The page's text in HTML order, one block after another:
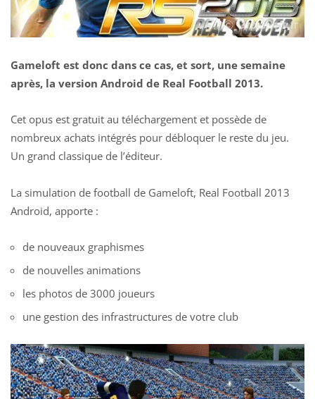
Gameloft est donc dans ce cas, et sort, une semaine
après, la version Android de Real Football 2013.
Cet opus est gratuit au téléchargement et possède de
nombreux achats intégrés pour débloquer le reste du jeu.
Un grand classique de l’éditeur.
La simulation de football de Gameloft, Real Football 2013
Android, apporte :
de nouveaux graphismes
de nouvelles animations
les photos de 3000 joueurs
une gestion des infrastructures de votre club